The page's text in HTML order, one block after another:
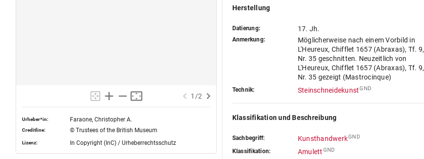
1 /2
Urheber*in: Faraone, Christopher A.
Creditline: © Trustees of the British Museum
Lizenz: In Copyright (InC) / Urheberrechtsschutz
Herstellung
Datierung: 17. Jh.
Anmerkung:
Möglicherweise nach einem Vorbild in
L'Heureux, Chifflet 1657 (Abraxas), Tf. 9,
Nr. 35 geschnitten. Neuzeitlich von
L'Heureux, Chifflet 1657 (Abraxas), Tf. 9,
Nr. 35 gezeigt (Mastrocinque)
Technik: SteinschneidekunstGND
Klassifikation und Beschreibung
Sachbegriff: KunsthandwerkGND
Klassifikation: Amulett GND